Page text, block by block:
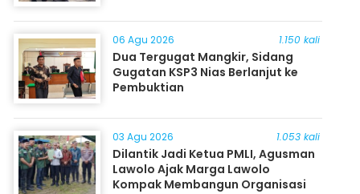
06 Agu 2026 1.150 kali
Dua Tergugat Mangkir, Sidang
Gugatan KSP3 Nias Berlanjut ke
Pembuktian
03 Agu 2026 1.053 kali
Dilantik Jadi Ketua PMLI, Agusman
Lawolo Ajak Marga Lawolo
Kompak Membangun Organisasi